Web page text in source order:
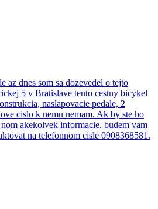
az dnes som sa dozevedel o tejto
5 v Bratislave tento cestny bicykel
naslapovacie pedale, 2
cislo k nemu nemam. Ak by ste ho
akekolvek informacie, budem vam
na telefonnom cisle 0908368581.